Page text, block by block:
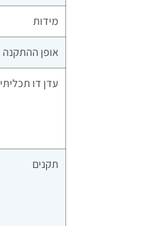
מידות
אופן ההתקנה
עדן דו תכליתי
תקנים